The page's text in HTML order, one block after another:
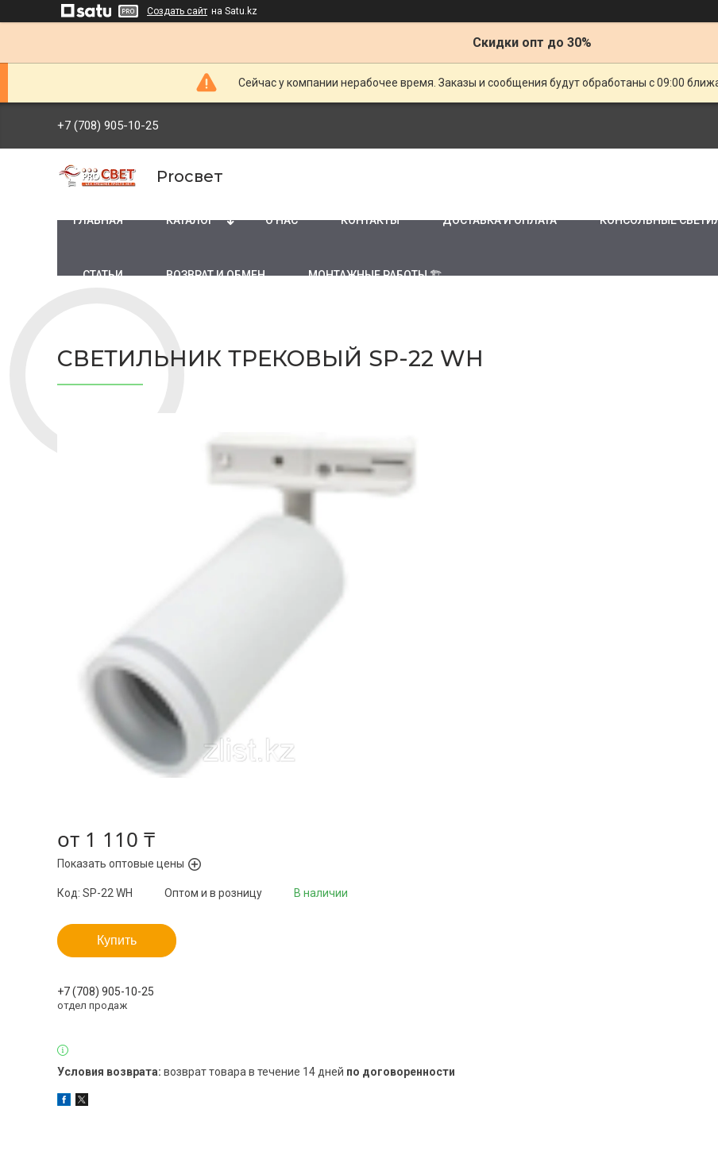
Создать сайт на Satu.kz
Скидки опт до 30%
Сейчас у компании нерабочее время. Заказы и сообщения будут обработаны с 09:00
+7 (708) 905-10-25
Proсвет
ГЛАВНАЯ КАТАЛОГ О НАС КОНТАКТЫ ДОСТАВКА И ОПЛАТА КОНСОЛЬНЫЕ
СТАТЬИ ВОЗВРАТ И ОБМЕН МОНТАЖНЫЕ РАБОТЫ 🏗
СВЕТИЛЬНИК ТРЕКОВЫЙ SP-22 WH
от 1 110 ₸
Показать оптовые цены
В наличии
Оптом и в розницу
Код: SP-22 WH
Купить
+7 (708) 905-10-25
отдел продаж
возврат товара в течение 14 дней по договоренности